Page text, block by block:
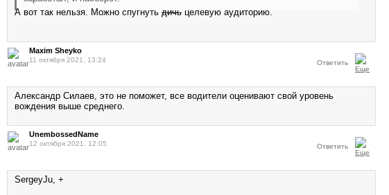
А вот так нельзя. Можно спугнуть дичь целевую аудиторию.
Maxim Sheyko
11 октября 2021, 13:24 Ответить
Александр Силаев, это не поможет, все водители оценивают свой уровень
вождения выше среднего.
UnembossedName
12 октября 2021, 12:05 Ответить
SergeyJu, +